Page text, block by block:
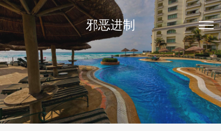
邪恶进制